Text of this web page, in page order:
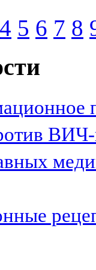
4 5 6 7 8